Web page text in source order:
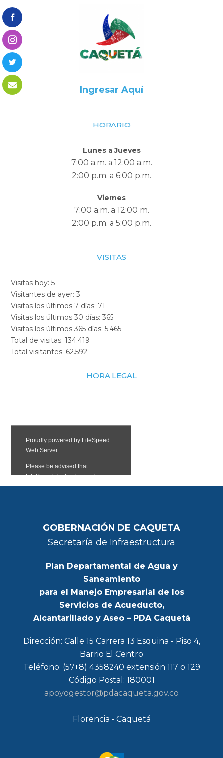
Ingresar Aquí
HORARIO
Lunes a Jueves
7:00 a.m. a 12:00 a.m.
2:00 p.m. a 6:00 p.m.
Viernes
7:00 a.m. a 12:00 m.
2:00 p.m. a 5:00 p.m.
VISITAS
Visitas hoy:5
Visitantes de ayer:3
Visitas los últimos 7 días: 71
Visitas los últimos 30 días:365
Visitas los últimos 365 días:5.465
Total de visitas:134.419
Total visitantes: 62.592
HORA LEGAL
GOBERNACIÓN DE CAQUETA
Secretaría de Infraestructura
Plan Departamental de Agua y
Saneamiento
para el Manejo Empresarial de los
Servicios de Acueducto,
Alcantarillado y Aseo – PDA Caquetá
Dirección: Calle 15 Carrera 13 Esquina - Piso 4,
Barrio El Centro
Teléfono: (57+8) 4358240 extensión 117 o 129
Código Postal: 180001
apoyogestor@pdacaqueta.gov.co
Florencia - Caquetá